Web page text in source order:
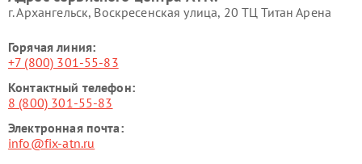
г. Архангельск, Воскресенская улица, 20 ТЦ Титан Арена
Горячая линия:
+7 (800) 301-55-83
Контактный телефон:
8 (800) 301-55-83
Электронная почта:
info@fix-atn.ru